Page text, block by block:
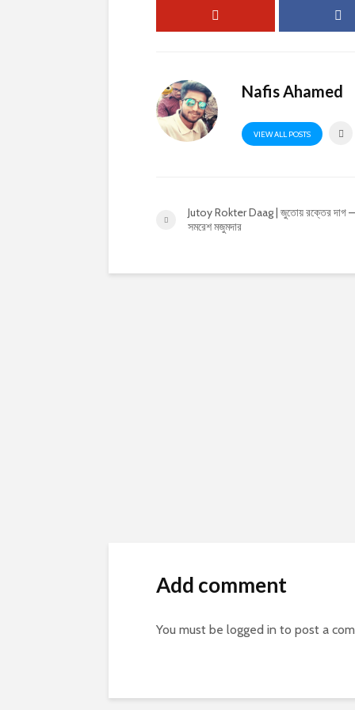
Nafis Ahamed
VIEW ALL POSTS
Jutoy Rokter Daag | জুতোয় রক্তের দাগ –
সমরেশ মজুমদার
Add comment
You must be logged in to post a